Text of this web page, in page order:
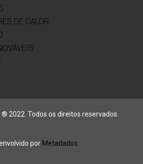
DE CALOR
® 2022. Todos os direitos reservados.
por Metadados